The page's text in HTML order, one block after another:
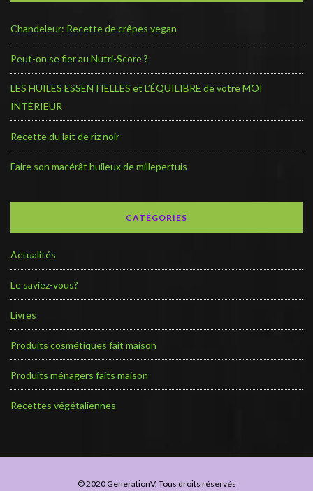
Chandeleur: Recette de crêpes vegan
Peut-on se fier au Nutri-Score ?
LES HUILES ESSENTIELLES et L’ÉQUILIBRE de votre MOI
INTÉRIEUR
Recette du lait de riz noir
Faire son macérât huileux de millepertuis
CATÉGORIES
Actualités
Le saviez-vous?
Livres
Produits cosmétiques fait maison
Produits ménagers faits maison
Recettes végétaliennes
© 2020 GenerationV. Tous droits réservés